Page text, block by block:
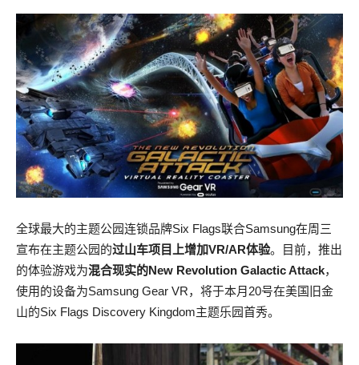
全球最大的主题公园连锁品牌Six Flags联合Samsung在周三
宣布在主题公园的过山车项目上增加VR/AR体验。目前，推出
的体验游戏为混合现实的New Revolution Galactic Attack，
使用的设备为Samsung Gear VR，将于本月20号在美国旧金
山的Six Flags Discovery Kingdom主题乐园首秀。